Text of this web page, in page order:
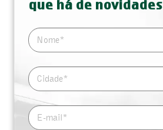
que há de novidades